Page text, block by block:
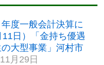
度一般会計決算に
日）「金持ち優遇
大型事業」河村市
月29日